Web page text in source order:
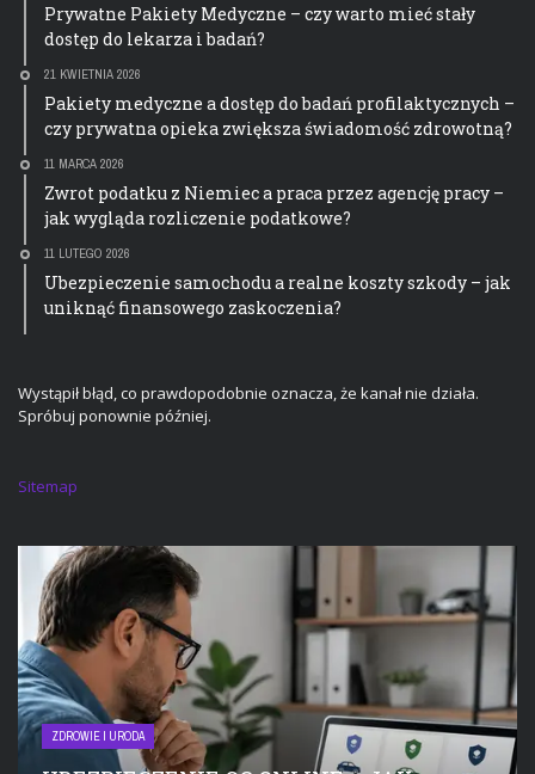
Prywatne Pakiety Medyczne – czy warto mieć stały
dostęp do lekarza i badań?
21 KWIETNIA 2026
Pakiety medyczne a dostęp do badań profilaktycznych –
czy prywatna opieka zwiększa świadomość zdrowotną?
11 MARCA 2026
Zwrot podatku z Niemiec a praca przez agencję pracy –
jak wygląda rozliczenie podatkowe?
11 LUTEGO 2026
Ubezpieczenie samochodu a realne koszty szkody – jak
uniknąć finansowego zaskoczenia?
Wystąpił błąd, co prawdopodobnie oznacza, że kanał nie działa.
Spróbuj ponownie później.
Sitemap
ZDROWIE I URODA